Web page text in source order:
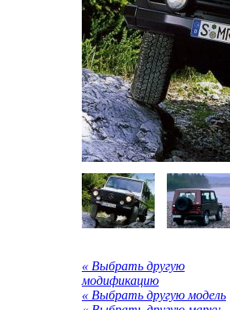
« Выбрать другую
модификацию
« Выбрать другую модель